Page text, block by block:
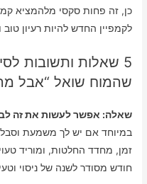
כן, זה פחות סקסי מלהמציא
לקמפיין החדש להיות רעיון טוב
5 שאלות ותשובות
שהמוח שואל “אבל
שאלה: אפשר לעשות את זה
במיוחד אם יש לך משמעת
זמן, מחדד החלטות, ומוריד
חודש מסודר לשנה של ניסוי